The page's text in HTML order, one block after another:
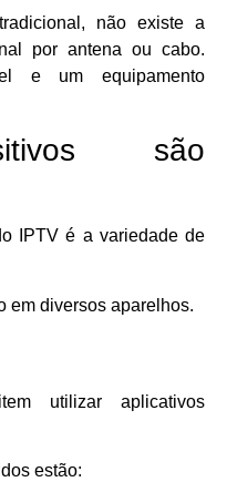
não existe a
por antena ou cabo.
e um equipamento
são
IPTV é a variedade de
em diversos aparelhos.
utilizar aplicativos
estão: